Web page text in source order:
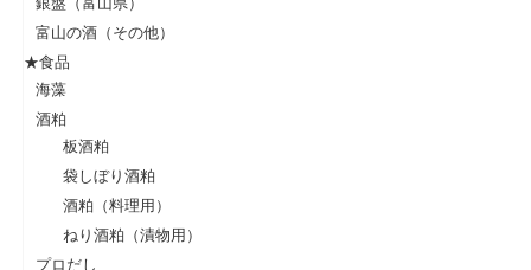
富山の酒（その他）
★食品
海藻
酒粕
板酒粕
袋しぼり酒粕
酒粕（料理用）
ねり酒粕（漬物用）
プロだし